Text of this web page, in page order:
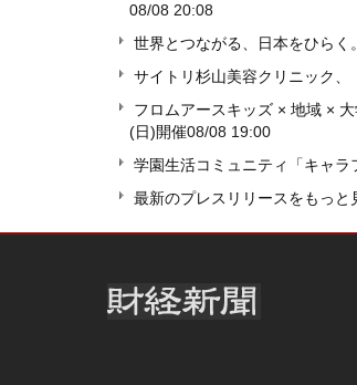
08/08 20:08
世界とつながる、日本をひら
サイトリ杉山美容クリニック
フロムアースキッズ × 地域 ×
(日)開催08/08 19:00
学園生活コミュニティ「キャ
最新のプレスリリースをもっと